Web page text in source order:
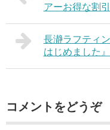
アーお得な割
長瀞ラフティ
はじめました
コメントをどうぞ